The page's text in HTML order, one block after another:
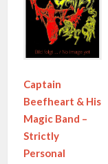
Captain
Beefheart & His
Magic Band –
Strictly
Personal